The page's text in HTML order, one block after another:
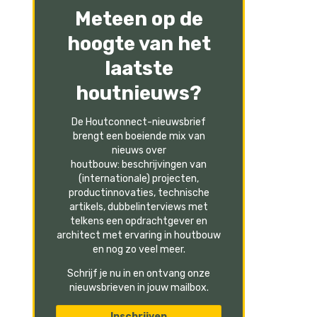
Meteen op de
hoogte van het
laatste
houtnieuws?
De Houtconnect-nieuwsbrief
brengt een boeiende mix van
nieuws over
houtbouw: beschrijvingen van
(internationale) projecten,
productinnovaties, technische
artikels, dubbelinterviews met
telkens een opdrachtgever en
architect met ervaring in houtbouw
en nog zo veel meer.
Schrijf je nu in en ontvang onze
nieuwsbrieven in jouw mailbox.